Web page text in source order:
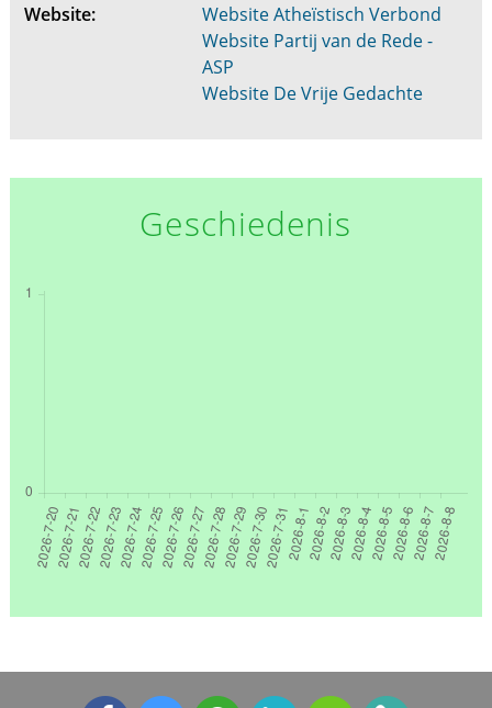
Website:
Website Atheïstisch Verbond
Website Partij van de Rede -
ASP
Website De Vrije Gedachte
Geschiedenis